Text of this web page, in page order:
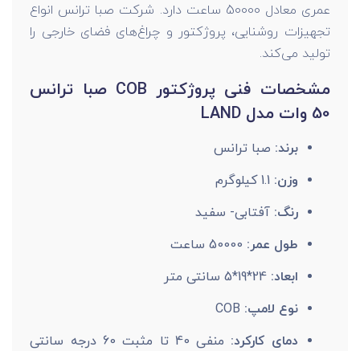
عمری معادل 50000 ساعت دارد. شرکت صبا ترانس انواع
تجهیزات روشنایی، پروژکتور و چراغ‌های فضای خارجی را
تولید می‌کند.
مشخصات فنی پروژکتور COB صبا ترانس
50 وات مدل LAND
برند: صبا ترانس
وزن:1.1 کیلوگرم
رنگ: آفتابی- سفید
طول عمر:
ابعاد: 24*19*5 سانتی متر
نوع لامپ:
دمای کارکرد:
منفی 40 تا مثبت 60 درجه سانتی